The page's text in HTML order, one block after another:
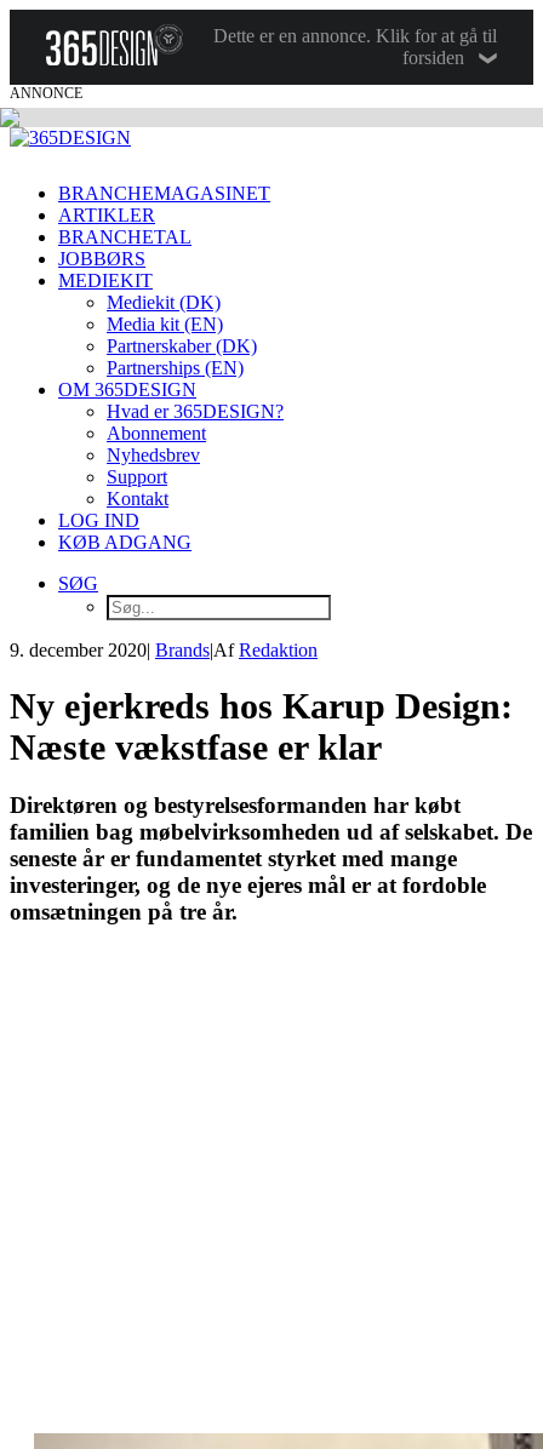
Dette er en annonce. Klik for at gå til
forsiden
ANNONCE
BRANCHEMAGASINET
ARTIKLER
BRANCHETAL
JOBBØRS
MEDIEKIT
Mediekit (DK)
Media kit (EN)
Partnerskaber (DK)
Partnerships (EN)
OM 365DESIGN
Hvad er 365DESIGN?
Abonnement
Nyhedsbrev
Support
Kontakt
LOG IND
KØB ADGANG
SØG
9. december 2020| Brands|AfRedaktion
Ny ejerkreds hos Karup Design:
Næste vækstfase er klar
Direktøren og bestyrelsesformanden har købt
familien bag møbelvirksomheden ud af selskabet. De
seneste år er fundamentet styrket med mange
investeringer, og de nye ejeres mål er at fordoble
omsætningen på tre år.